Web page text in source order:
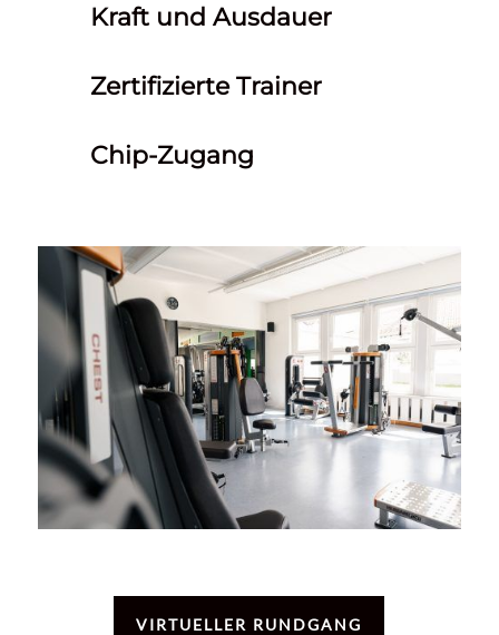
Kraft und Ausdauer
Zertifizierte Trainer
Chip-Zugang
VIRTUELLER RUNDGANG